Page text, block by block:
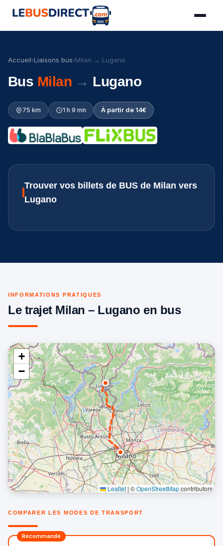
Accueil›Liaisons bus›Milan → Lugano
Bus Milan → Lugano
75 km 1 h 9 mn À partir de 14€
Trouver vos billets de BUS de Milan vers
Lugano
INFORMATIONS PRATIQUES
Le trajet Milan – Lugano en bus
+
−
Leaflet | ©OpenStreetMapcontributors
COMPARER LES MODES DE TRANSPORT
Recommandé